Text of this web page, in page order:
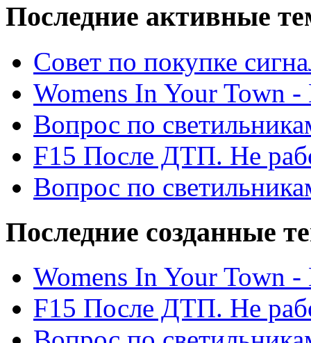
Последние активные
Cовет по покупке
Womens In Your Town
Вопрос по
F15 После ДТП. Не
Вопрос по
Последние созданные
Womens In Your Town
F15 После ДТП. Не